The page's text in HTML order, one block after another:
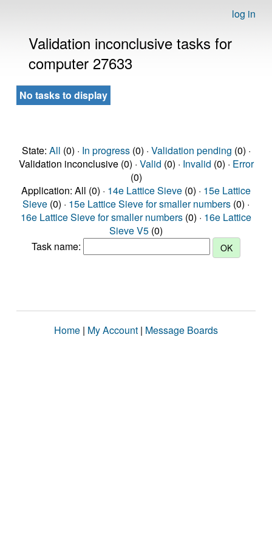
log in
Validation inconclusive tasks for
computer 27633
No tasks to display
State: All (0) · In progress(0) · Validation pending (0) ·
Validation inconclusive (0) · Valid (0) · Invalid (0) · Error
(0)
Application: All (0) · 14e Lattice Sieve (0) · 15e Lattice
Sieve (0) · 15e Lattice Sieve for smaller numbers (0) ·
16e Lattice Sieve for smaller numbers (0) · 16e Lattice
Sieve V5 (0)
Task name:
Home | My Account | Message Boards